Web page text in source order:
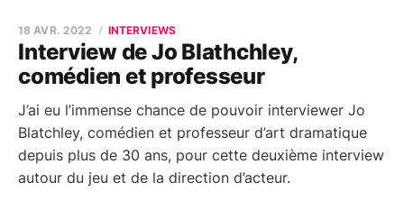
Interview de Jo Blathchley,
comédien et professeur
18 AVR. 2022 INTERVIEWS
J’ai eu l’immense chance de pouvoir interviewer Jo
Blatchley, comédien et professeur d’art dramatique
depuis plus de 30 ans, pour cette deuxième interview
autour du jeu et de la direction d’acteur.